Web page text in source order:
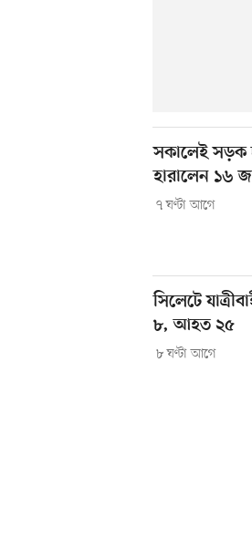
সকালেই সড়ক
হারালেন
৭ ঘণ্টা আগে
সিলেটে
৮, আহত ২৫
৮ ঘণ্টা আগে